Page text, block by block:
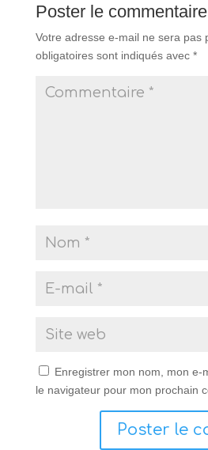
Poster le commentaire
Votre adresse e-mail ne sera pas
obligatoires sont indiqués avec *
Enregistrer mon nom, mon e-
le navigateur pour mon prochain